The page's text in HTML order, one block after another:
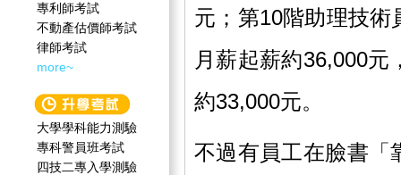
專利師考試
不動產估價師考試
律師考試
more~
大學學科能力測驗
專科警員班考試
四技二專入學測驗
元；第10階助理技
月薪起薪約36,000
約33,000元。
不過有員工在臉書「